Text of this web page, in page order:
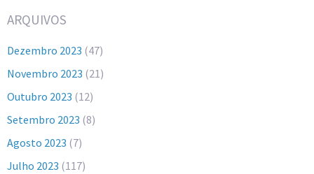
ARQUIVOS
Dezembro 2023 (47)
Novembro 2023 (21)
Outubro 2023 (12)
Setembro 2023 (8)
Agosto 2023 (7)
Julho 2023 (117)